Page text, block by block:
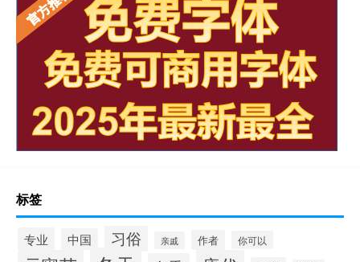
标签
专业 中国 习俗 亲戚 作者 你可以